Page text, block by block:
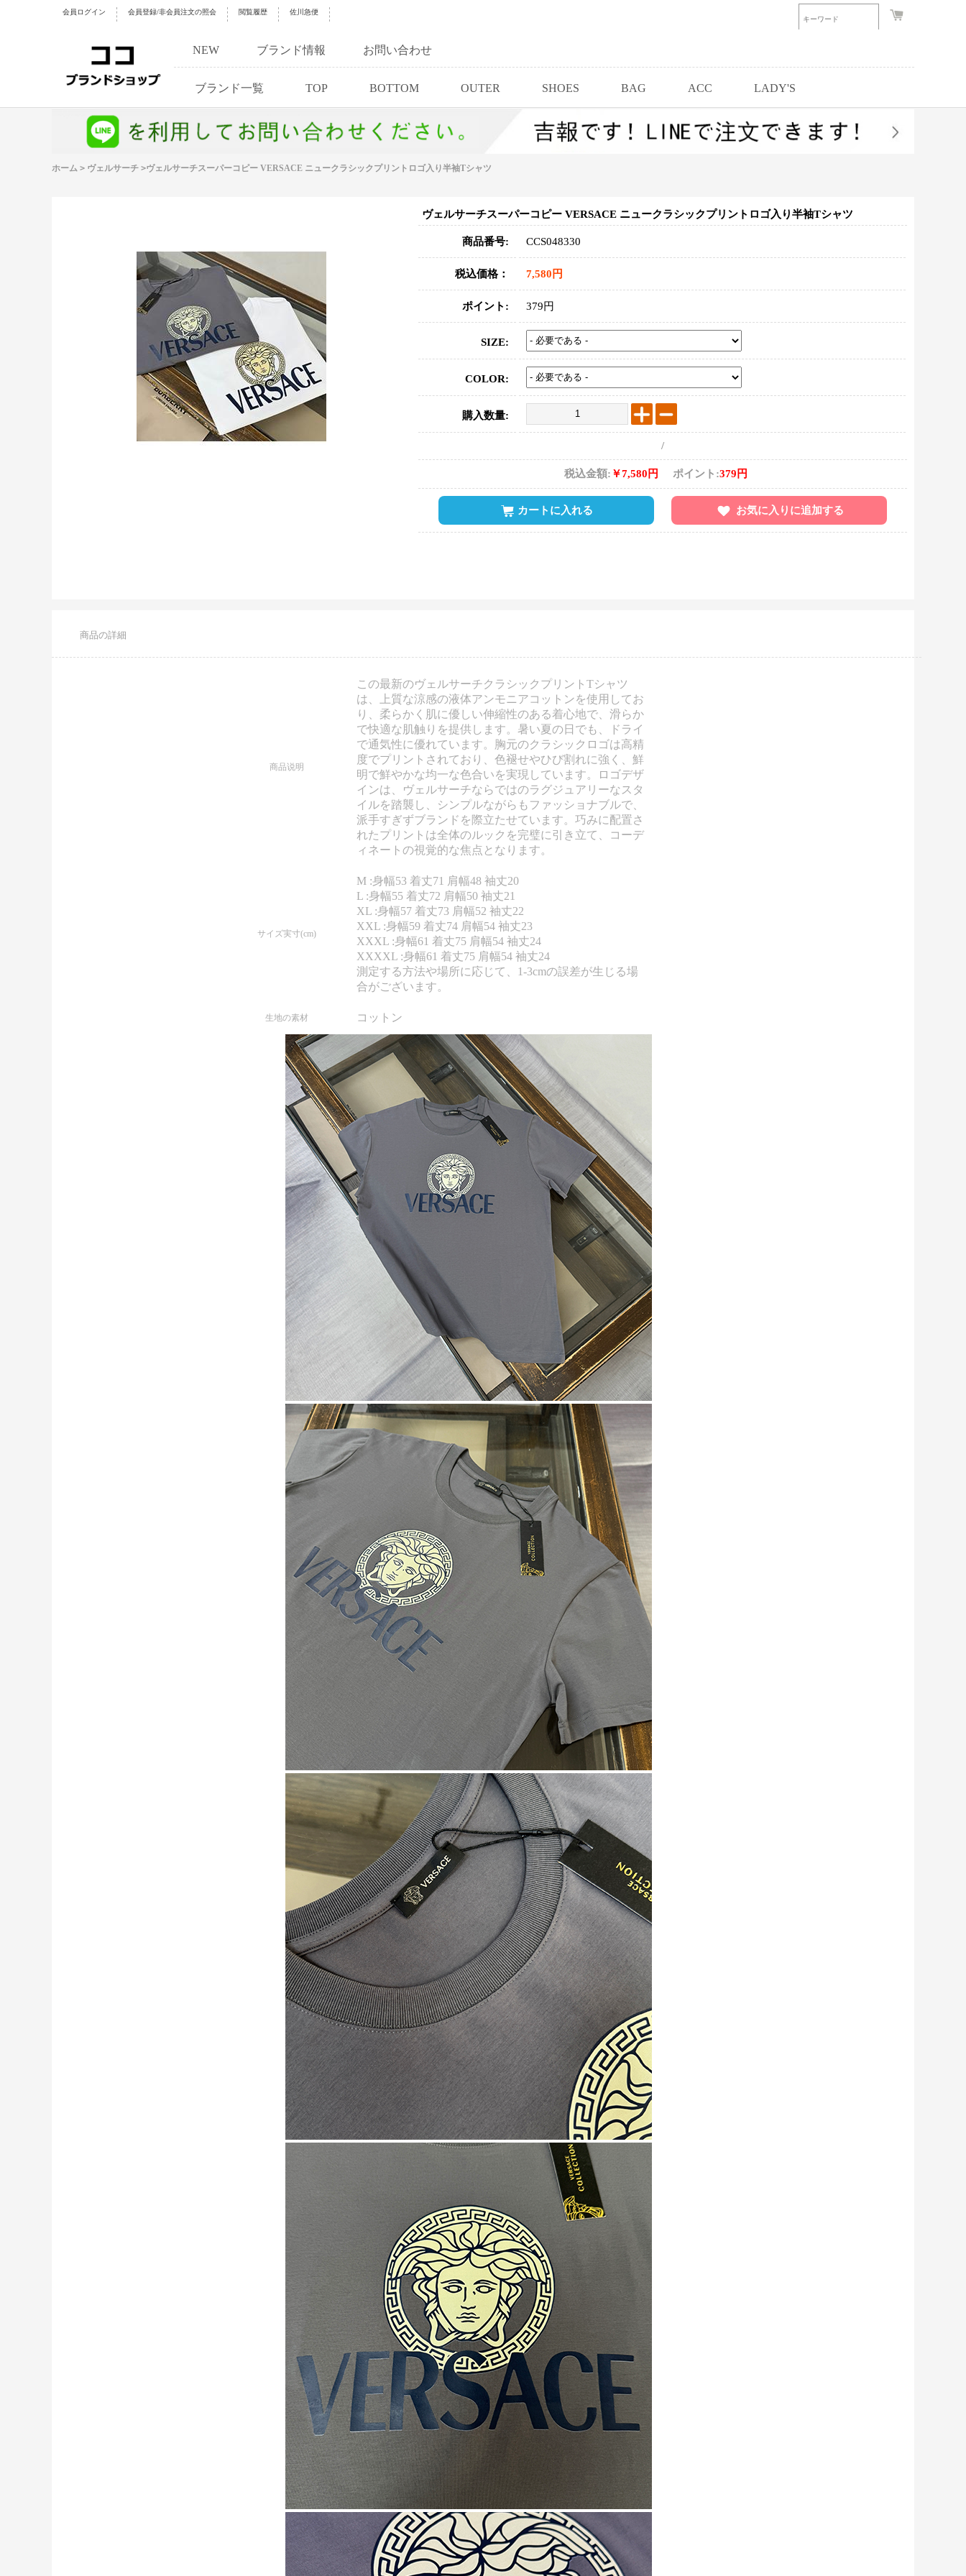
会員ログイン 会員登録/非会員注文の照会 閲覧履歴 佐川急便
NEW ブランド情報 お問い合わせ
ブランド一覧 TOP BOTTOM OUTER SHOES BAG ACC LADY'S
ホーム > ヴェルサーチ >ヴェルサーチスーパーコピー VERSACE ニュークラシックプリントロゴ入り半袖Tシャツ
ヴェルサーチスーパーコピー VERSACE ニュークラシックプリントロゴ入り半袖Tシャツ
商品番号: CCS048330
税込価格： 7,580円
ポイント: 379円
SIZE:
COLOR:
購入数量:
/
税込金額: ￥7,580円 ポイント:379円
カートに入れる お気に入りに追加する
商品の詳細
商品说明
この最新のヴェルサーチクラシックプリントTシャツ
は、上質な涼感の液体アンモニアコットンを使用してお
り、柔らかく肌に優しい伸縮性のある着心地で、滑らか
で快適な肌触りを提供します。暑い夏の日でも、ドライ
で通気性に優れています。胸元のクラシックロゴは高精
度でプリントされており、色褪せやひび割れに強く、鮮
明で鮮やかな均一な色合いを実現しています。ロゴデザ
インは、ヴェルサーチならではのラグジュアリーなスタ
イルを踏襲し、シンプルながらもファッショナブルで、
派手すぎずブランドを際立たせています。巧みに配置さ
れたプリントは全体のルックを完璧に引き立て、コーデ
ィネートの視覚的な焦点となります。
サイズ実寸(cm)
M :身幅53 着丈71 肩幅48 袖丈20
L :身幅55 着丈72 肩幅50 袖丈21
XL :身幅57 着丈73 肩幅52 袖丈22
XXL :身幅59 着丈74 肩幅54 袖丈23
XXXL :身幅61 着丈75 肩幅54 袖丈24
XXXXL :身幅61 着丈75 肩幅54 袖丈24
測定する方法や場所に応じて、1-3cmの誤差が生じる場
合がございます。
生地の素材 コットン